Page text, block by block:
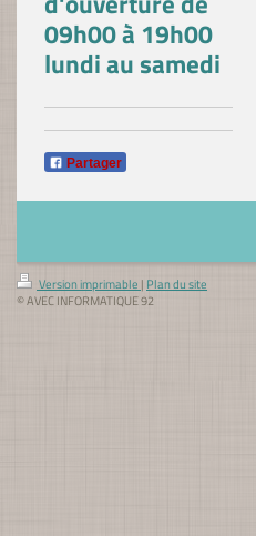
09h00 à 19h00
lundi au samedi
Partager
Version imprimable | Plan du site
© AVEC INFORMATIQUE 92